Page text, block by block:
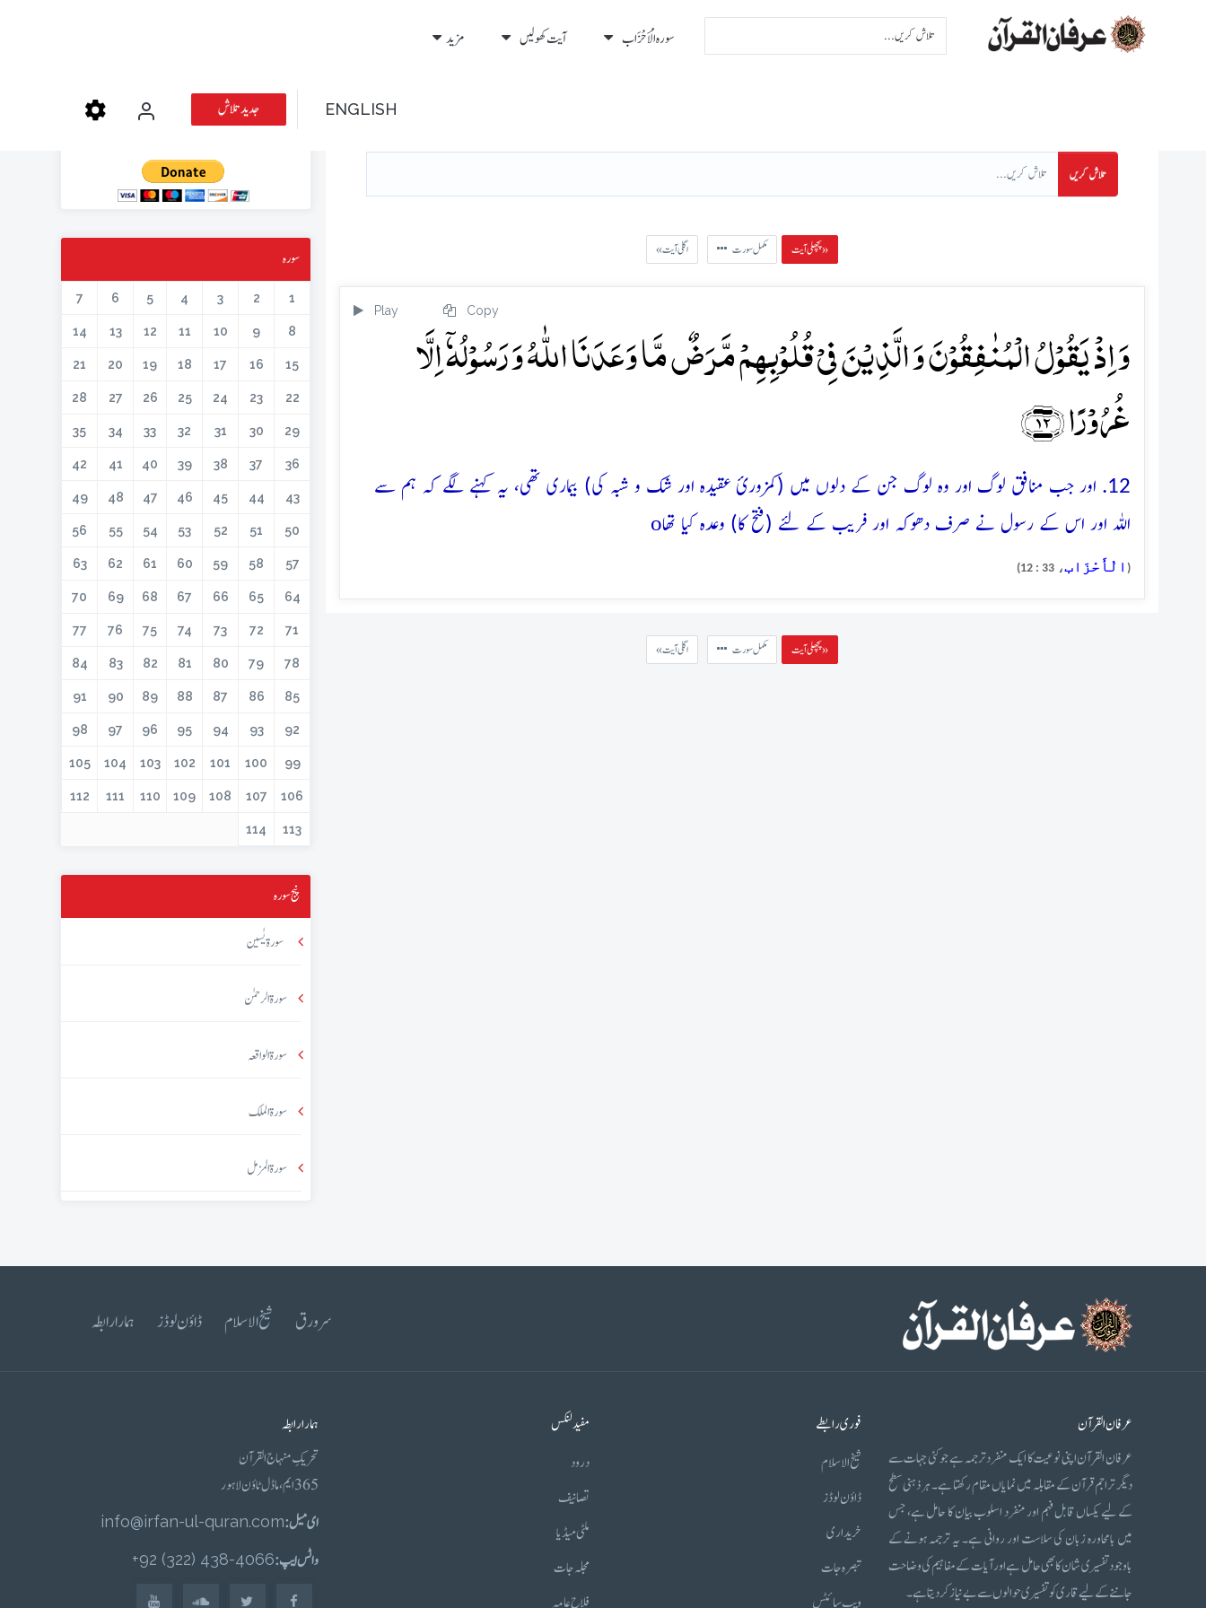
سورہ الْأَحْزَاب آیت کھولیں مزید
ENGLISH جدید تلاش
تلاش کریں
پچھلی آیت » مکمل سورت « اگلی آیت
Play Copy
وَ اِذۡ یَقُوۡلُ الۡمُنٰفِقُوۡنَ وَ الَّذِیۡنَ فِیۡ قُلُوۡبِہِمۡ مَّرَضٌ مَّا وَعَدَنَا اللّٰہُ وَ رَسُوۡلُہٗۤ اِلَّا
غُرُوۡرًا ﴿۱۲﴾
12. اور جب منافق لوگ اور وہ لوگ جن کے دلوں میں (کمزورئ عقیدہ اور شک و شبہ کی) بیماری تھی، یہ کہنے لگے کہ ہم سے
اللہ اور اس کے رسول نے صرف دھوکہ اور فریب کے لئے (فتح کا) وعدہ کیا تھاo
( الْأَحْزَاب، 33 : 12)
پچھلی آیت » مکمل سورت « اگلی آیت
عطیہ دیجئے
کتابیں، میگزین، خطابات اور دیگر اسلامک لٹریچر آن لائن کرنے کیلئے اس کار
سورہ
1
2
3
4
5
6
7
8
9
10
11
12
13
14
15
16
17
18
19
20
21
22
23
24
25
26
27
28
29
30
31
32
33
34
35
36
37
38
39
40
41
42
43
44
45
46
47
48
49
50
51
52
53
54
55
56
57
58
59
60
61
62
63
64
65
66
67
68
69
70
71
72
73
74
75
76
77
78
79
80
81
82
83
84
85
86
87
88
89
90
91
92
93
94
95
96
97
98
99
100
101
102
103
104
105
106
107
108
109
110
111
112
113
114
پنج سورہ
سورۃ یٰسین
سورۃ الرحمٰن
سورۃ الواقعہ
سورۃ الملک
سورۃ المزمل
سرورق شیخ الاسلام ڈاؤن لوڈز ہمارا رابطہ
عرفان القرآن
عرفان القرآن اپنی نوعیت کا ایک منفرد ترجمہ ہے جو کئی جہات سے
دیگر تراجم قرآن کے مقابلہ میں نمایاں مقام رکھتا ہے۔ ہر ذہنی سطح
کے لیے یکساں قابل فہم اور منفرد اسلوب بیان کا حامل ہے، جس
میں بامحاورہ زبان کی سلاست اور روانی ہے۔ یہ ترجمہ ہونے کے
باوجود تفسیری شان کا بھی حامل ہے اور آیات کے مفاہیم کی وضاحت
جاننے کے لیے قاری کو تفسیری حوالوں سے بے نیاز کر دیتا ہے۔
فوری رابطے
شیخ الاسلام
ڈاؤن لوڈز
خریداری
تبصرہ جات
ویب سائٹس
مفید لنکس
درود
تصانیف
ملٹی میڈیا
مجلہ جات
فلاح عامہ
ہمارا رابطہ
تحریکِ منہاج القرآن
365 ایم، ماڈل ٹاؤن لاہور
ای میل :info@irfan-ul-quran.com
واٹس ایپ :4066-438 (322) 92+